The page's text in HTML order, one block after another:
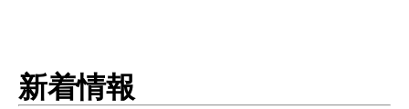
新着情報